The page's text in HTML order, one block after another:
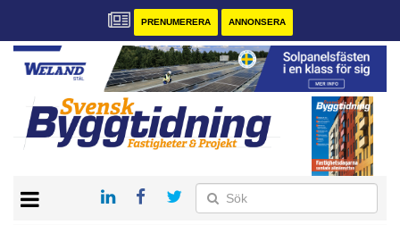
PRENUMERERA ANNONSERA